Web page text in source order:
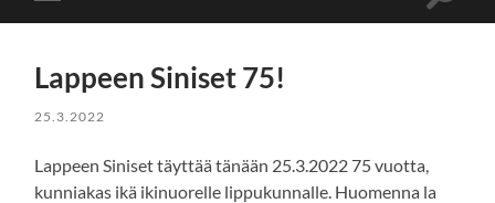
Toggle
mobile
Lappeen Siniset 75!
25.3.2022
Lappeen Siniset täyttää tänään 25.3.2022 75 vuotta,
kunniakas ikä ikinuorelle lippukunnalle. Huomenna la